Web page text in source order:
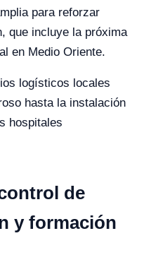
para reforzar
que incluye la próxima
en Medio Oriente.
logísticos locales
hasta la instalación
hospitales
de
y formación